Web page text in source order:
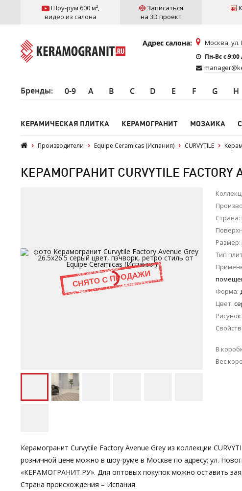
Шоу-рум 600 м²,
видео из салона
Записаться
на 3D проект
Адрес салона: Москва, ул.
Пн-Вс c 9:00
Бренды: 0-9 A B C D E F G H
КЕРАМИЧЕСКАЯ ПЛИТКА КЕРАМОГРАНИТ МОЗАИКА
Производители Equipe Ceramicas (Испания) CURVYTILE
КЕРАМОГРАНИТ CURVYTILE FACTORY
Страна
Размер
Тип
Форма
Цвет
В
Вес
Керамогранит Curvytile Factory Avenue Grey из коллекции
розничной цене можно в шоу-руме в Москве по адресу: ул.
«КЕРАМОГРАНИТ.РУ». Для оптовых покупок можно оставить
Страна происхождения – Испания